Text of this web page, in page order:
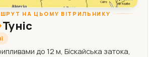
НА ЦЬОМУ ВІТРИЛЬНИКУ
Туніс
до 12 м, Біскайська затока,